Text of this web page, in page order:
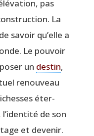
pas
La
savoir qu’elle a
Le pou­voir
un des­tin,
renou­veau
éter­
l’identité de son
et deve­nir.